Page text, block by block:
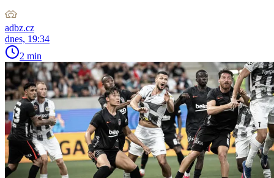
adbz.cz
dnes, 19:34
2 min